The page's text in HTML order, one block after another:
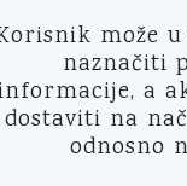
može
naznačiti
a
dostaviti na
odnosno